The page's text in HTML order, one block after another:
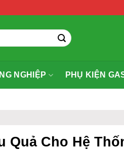
NGHIỆP PHỤ KIỆN
Quả Cho Hệ